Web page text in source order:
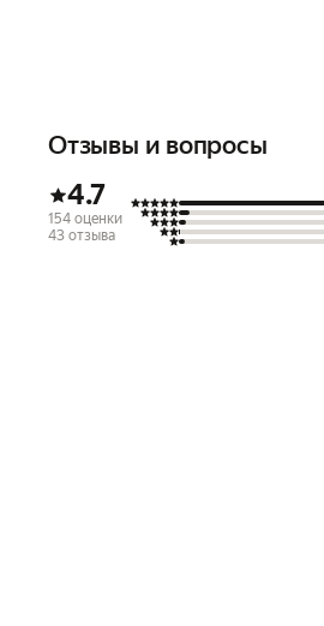
Отзывы и вопросы
4.7
154 оценки
43 отзыва